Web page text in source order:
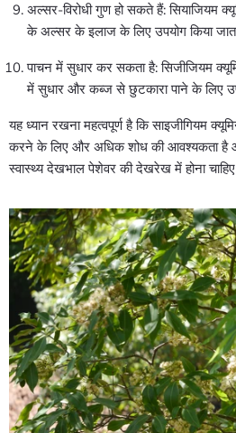
अल्सर-विरोधी गुण हो सकते हैं: सियाजियम
के अल्सर के इलाज के लिए उपयोग किया
पाचन में सुधार कर सकता है: सिजीजियम
में सुधार और कब्ज से छुटकारा पाने के लिए
यह ध्यान रखना महत्वपूर्ण है कि साइजीगियम
करने के लिए और अधिक शोध की आवश्यकता है
स्वास्थ्य देखभाल पेशेवर की देखरेख में होना